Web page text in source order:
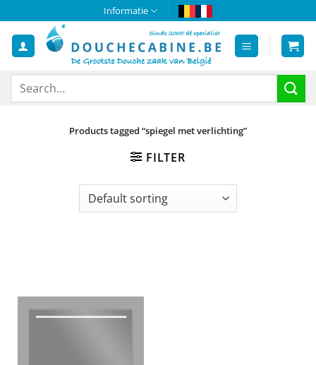
to
content
Informatie
Search
Products tagged “spiegel met verlichting”
FILTER